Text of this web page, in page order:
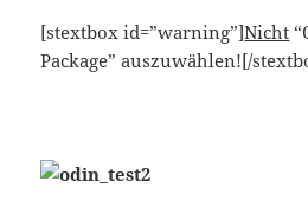
[stextbox id=”warning”]Nicht
Package” auszuwählen![/